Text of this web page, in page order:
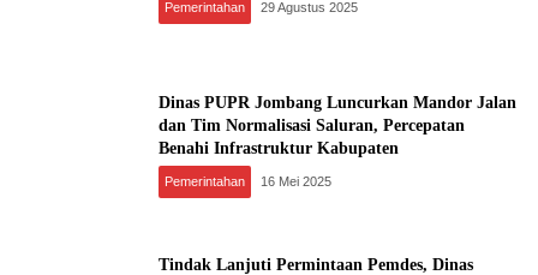
Pemerintahan 29 Agustus 2025
Dinas PUPR Jombang Luncurkan Mandor Jalan
dan Tim Normalisasi Saluran, Percepatan
Benahi Infrastruktur Kabupaten
Pemerintahan 16 Mei 2025
Tindak Lanjuti Permintaan Pemdes, Dinas